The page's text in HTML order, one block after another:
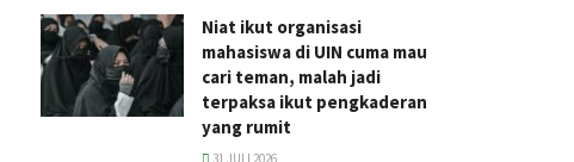
Niat ikut organisasi
mahasiswa di UIN cuma mau
cari teman, malah jadi
terpaksa ikut pengkaderan
yang rumit
31 JULI 2026